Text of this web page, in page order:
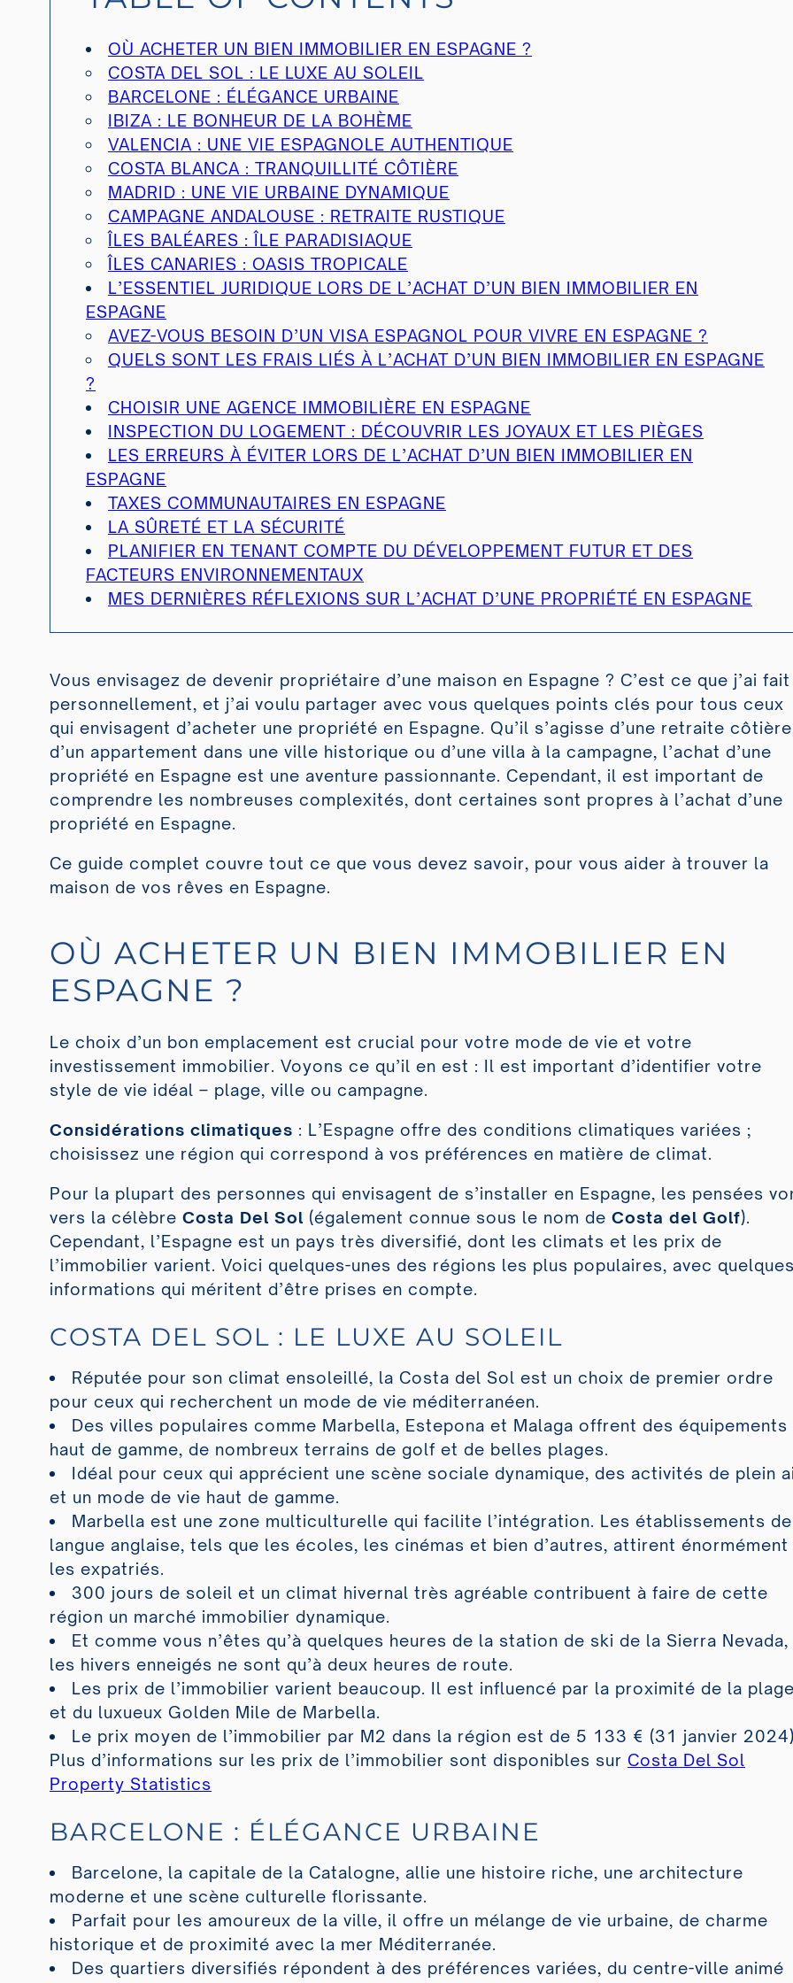
OÙ ACHETER UN BIEN IMMOBILIER EN ESPAGNE ?
COSTA DEL SOL : LE LUXE AU SOLEIL
BARCELONE : ÉLÉGANCE URBAINE
IBIZA : LE BONHEUR DE LA BOHÈME
VALENCIA : UNE VIE ESPAGNOLE AUTHENTIQUE
COSTA BLANCA : TRANQUILLITÉ CÔTIÈRE
MADRID : UNE VIE URBAINE DYNAMIQUE
CAMPAGNE ANDALOUSE : RETRAITE RUSTIQUE
ÎLES BALÉARES : ÎLE PARADISIAQUE
ÎLES CANARIES : OASIS TROPICALE
L’ESSENTIEL JURIDIQUE LORS DE L’ACHAT D’UN BIEN IMMOBILIER EN
ESPAGNE
AVEZ-VOUS BESOIN D’UN VISA ESPAGNOL POUR VIVRE EN ESPAGNE ?
QUELS SONT LES FRAIS LIÉS À L’ACHAT D’UN BIEN IMMOBILIER EN ESPAGNE
?
CHOISIR UNE AGENCE IMMOBILIÈRE EN ESPAGNE
INSPECTION DU LOGEMENT : DÉCOUVRIR LES JOYAUX ET LES PIÈGES
LES ERREURS À ÉVITER LORS DE L’ACHAT D’UN BIEN IMMOBILIER EN
ESPAGNE
TAXES COMMUNAUTAIRES EN ESPAGNE
LA SÛRETÉ ET LA SÉCURITÉ
PLANIFIER EN TENANT COMPTE DU DÉVELOPPEMENT FUTUR ET DES
FACTEURS ENVIRONNEMENTAUX
MES DERNIÈRES RÉFLEXIONS SUR L’ACHAT D’UNE PROPRIÉTÉ EN ESPAGNE
Vous envisagez de devenir propriétaire d’une maison en Espagne ? C’est ce que j’ai fait
personnellement, et j’ai voulu partager avec vous quelques points clés pour tous ceux
qui envisagent d’acheter une propriété en Espagne. Qu’il s’agisse d’une retraite
d’un appartement dans une ville historique ou d’une villa à la campagne, l’achat d’une
propriété en Espagne est une aventure passionnante. Cependant, il est important de
comprendre les nombreuses complexités, dont certaines sont propres à l’achat d’une
propriété en Espagne.
Ce guide complet couvre tout ce que vous devez savoir, pour vous aider à trouver la
maison de vos rêves en Espagne.
OÙ ACHETER UN BIEN IMMOBILIER EN
ESPAGNE ?
Le choix d’un bon emplacement est crucial pour votre mode de vie et votre
investissement immobilier. Voyons ce qu’il en est : Il est important d’identifier votre
style de vie idéal – plage, ville ou campagne.
Considérations climatiques : L’Espagne offre des conditions climatiques variées ;
choisissez une région qui correspond à vos préférences en matière de climat.
Pour la plupart des personnes qui envisagent de s’installer en Espagne, les pensées
vers la célèbre Costa Del Sol (également connue sous le nom de Costa del Golf).
Cependant, l’Espagne est un pays très diversifié, dont les climats et les prix de
l’immobilier varient. Voici quelques-unes des régions les plus populaires, avec
informations qui méritent d’être prises en compte.
COSTA DEL SOL : LE LUXE AU SOLEIL
Réputée pour son climat ensoleillé, la Costa del Sol est un choix de premier ordre
pour ceux qui recherchent un mode de vie méditerranéen.
Des villes populaires comme Marbella, Estepona et Malaga offrent des équipements
haut de gamme, de nombreux terrains de golf et de belles plages.
Idéal pour ceux qui apprécient une scène sociale dynamique, des activités de plein
et un mode de vie haut de gamme.
Marbella est une zone multiculturelle qui facilite l’intégration. Les établissements de
langue anglaise, tels que les écoles, les cinémas et bien d’autres, attirent énormément
les expatriés.
300 jours de soleil et un climat hivernal très agréable contribuent à faire de cette
région un marché immobilier dynamique.
Et comme vous n’êtes qu’à quelques heures de la station de ski de la Sierra Nevada,
les hivers enneigés ne sont qu’à deux heures de route.
Les prix de l’immobilier varient beaucoup. Il est influencé par la proximité de la
et du luxueux Golden Mile de Marbella.
Le prix moyen de l’immobilier par M2 dans la région est de 5 133 € (31 janvier
Plus d’informations sur les prix de l’immobilier sont disponibles sur Costa Del Sol
Property Statistics
BARCELONE : ÉLÉGANCE URBAINE
Barcelone, la capitale de la Catalogne, allie une histoire riche, une architecture
moderne et une scène culturelle florissante.
Parfait pour les amoureux de la ville, il offre un mélange de vie urbaine, de charme
historique et de proximité avec la mer Méditerranée.
Des quartiers diversifiés répondent à des préférences variées, du centre-ville animé